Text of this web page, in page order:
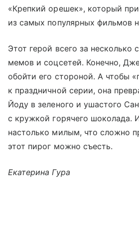
«Крепкий орешек», который
из самых популярных фильмов
Этот герой всего за несколько
мемов и соцсетей. Конечно,
обойти его стороной. А чтобы
к праздничной серии, она
Йоду в зеленого и ушастого
с кружкой горячего шоколада.
настолько милым, что сложно
этот пирог можно съесть.
Екатерина Гура